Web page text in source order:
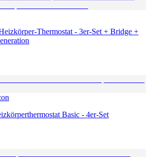
Thermostat - 3er-Set + Bridge +
Basic - 4er-Set